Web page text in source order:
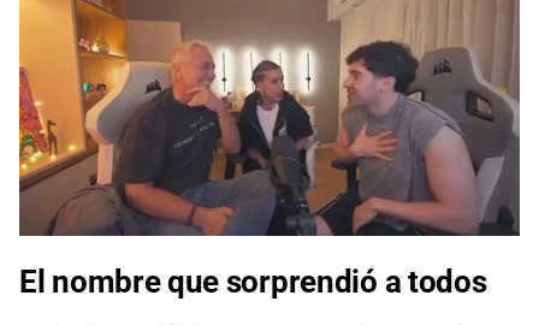
of
El nombre que sorprendió a todos